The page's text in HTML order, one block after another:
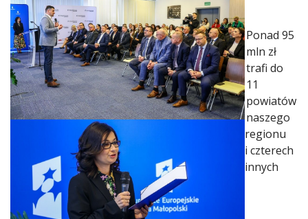
Ponad 95
mln zł
trafi do
11
powiatów
naszego
regionu
i czterech
innych